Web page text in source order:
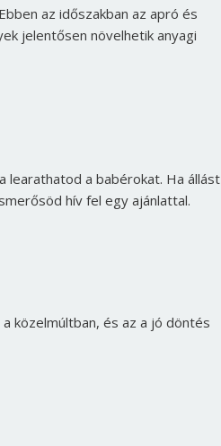
az időszakban az apró és
jelentősen növelhetik anyagi
learathatod a babérokat. Ha állást
hív fel egy ajánlattal.
közelmúltban, és az a jó döntés